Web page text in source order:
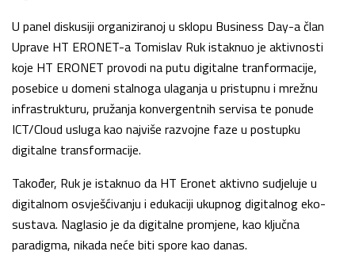
U panel diskusiji organiziranoj u sklopu Business Day-a član
Uprave HT ERONET-a Tomislav Ruk istaknuo je aktivnosti
koje HT ERONET provodi na putu digitalne tranformacije,
posebice u domeni stalnoga ulaganja u pristupnu i mrežnu
infrastrukturu, pružanja konvergentnih servisa te ponude
ICT/Cloud usluga kao najviše razvojne faze u postupku
digitalne transformacije.
Također, Ruk je istaknuo da HT Eronet aktivno sudjeluje u
digitalnom osvješćivanju i edukaciji ukupnog digitalnog eko-
sustava. Naglasio je da digitalne promjene, kao ključna
paradigma, nikada neće biti spore kao danas.